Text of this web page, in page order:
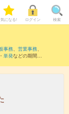
気になる! ログイン 検索
事務、 営業事務、
・ 単発などの期間